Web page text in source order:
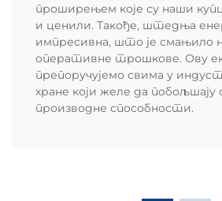
проширењем које су наши
и ценили. Такође, штедња
импресивна, што је смањило
оперативне трошкове. Ову
препоручујемо свима у
хране који желе да побољшају
производне способности.